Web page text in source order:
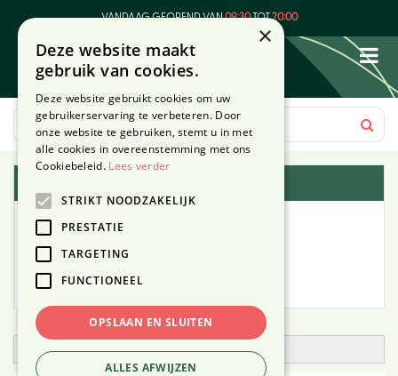
VANDAAG GEOPEND VAN09:30TOT20:00
Open zoekfilter
×
Deze website maakt
gebruik van cookies.
Deze website gebruikt cookies om uw
gebruikerservaring te verbeteren. Door
onze website te gebruiken, stemt u in met
alle cookies in overeenstemming met ons
Cookiebeleid. Lees verder
STRIKT NOODZAKELIJK
PRESTATIE
TARGETING
FUNCTIONEEL
OPSLAAN EN SLUITEN
ALLES AFWIJZEN